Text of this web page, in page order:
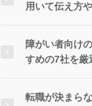
用いて伝え方
障がい者向け
すめの7社を厳
転職が決まら